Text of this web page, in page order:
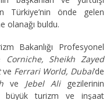
Türkiye’nin önde gelen
olanağı buldu.
Bakanlığı Profesyonel
Corniche, Sheikh Zayed
ve Ferrari World, Dubai’de
ve Jebel Ali gezilerinin
büyük turizm ve inşaat